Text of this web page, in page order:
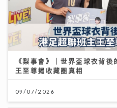
《梨事會》｜世界盃球衣背
王至尊揭收藏圈真相
09/07/2026